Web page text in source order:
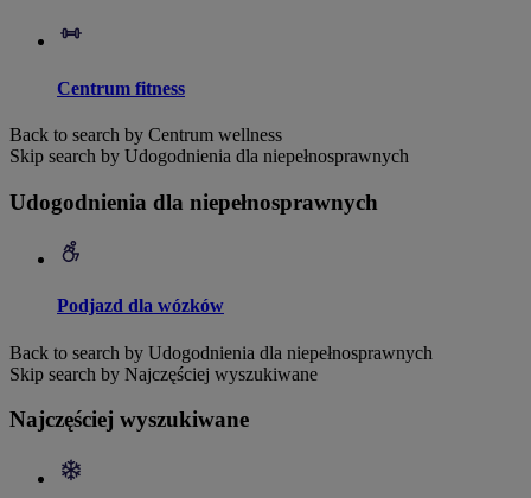
Centrum fitness
Back to search by Centrum wellness
Skip search by Udogodnienia dla niepełnosprawnych
Udogodnienia dla niepełnosprawnych
Podjazd dla wózków
Back to search by Udogodnienia dla niepełnosprawnych
Skip search by Najczęściej wyszukiwane
Najczęściej wyszukiwane